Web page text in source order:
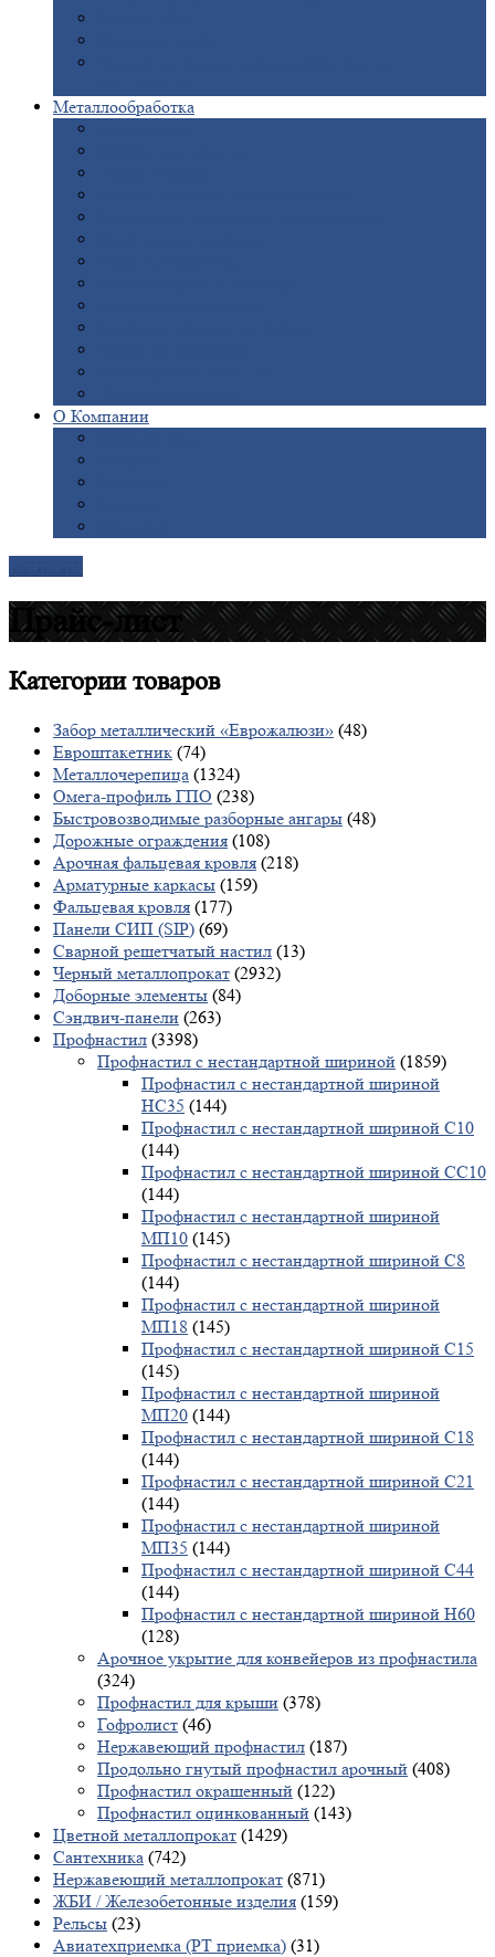
Металлообработка
О Компании
Прайс-лист
Категориитоваров
Забор металлический «Еврожалюзи» (48)
Евроштакетник (74)
Металлочерепица (1324)
Омега-профиль ГПО (238)
Быстровозводимые разборные ангары (48)
Дорожные ограждения (108)
Арочная фальцевая кровля (218)
Арматурные каркасы (159)
Фальцевая кровля (177)
Панели СИП (SIP) (69)
Сварной решетчатый настил (13)
Черный металлопрокат (2932)
Доборные элементы (84)
Сэндвич-панели (263)
Профнастил (3398)
Профнастил с нестандартной шириной (1859)
Профнастил с нестандартной шириной
НС35 (144)
Профнастил с нестандартной шириной С10
(144)
Профнастил с нестандартной шириной СС10
(144)
Профнастил с нестандартной шириной
МП10 (145)
Профнастил с нестандартной шириной С8
(144)
Профнастил с нестандартной шириной
МП18 (145)
Профнастил с нестандартной шириной С15
(145)
Профнастил с нестандартной шириной
МП20 (144)
Профнастил с нестандартной шириной С18
(144)
Профнастил с нестандартной шириной С21
(144)
Профнастил с нестандартной шириной
МП35 (144)
Профнастил с нестандартной шириной С44
(144)
Профнастил с нестандартной шириной Н60
(128)
Арочное укрытие для конвейеров из профнастила
(324)
Профнастил для крыши (378)
Гофролист (46)
Нержавеющий профнастил (187)
Продольно гнутый профнастил арочный (408)
Профнастил окрашенный (122)
Профнастил оцинкованный (143)
Цветной металлопрокат (1429)
Сантехника (742)
Нержавеющий металлопрокат (871)
ЖБИ / Железобетонные изделия (159)
Рельсы (23)
Авиатехприемка (РТ приемка) (31)